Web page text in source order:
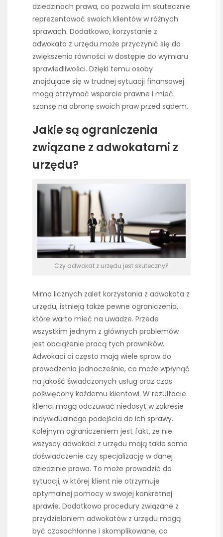
dziedzinach prawa, co pozwala im skutecznie
reprezentować swoich klientów w różnych
sprawach. Dodatkowo, korzystanie z
adwokata z urzędu może przyczynić się do
zwiększenia równości w dostępie do wymiaru
sprawiedliwości. Dzięki temu osoby
znajdujące się w trudnej sytuacji finansowej
mogą otrzymać wsparcie prawne i mieć
szansę na obronę swoich praw przed sądem.
Jakie są ograniczenia
związane z adwokatami z
urzędu?
Czy adwokat z urzędu jest skuteczny?
Mimo licznych zalet korzystania z adwokata z
urzędu, istnieją także pewne ograniczenia,
które warto mieć na uwadze. Przede
wszystkim jednym z głównych problemów
jest obciążenie pracą tych prawników.
Adwokaci ci często mają wiele spraw do
prowadzenia jednocześnie, co może wpłynąć
na jakość świadczonych usług oraz czas
poświęcony każdemu klientowi. W rezultacie
klienci mogą odczuwać niedosyt w zakresie
indywidualnego podejścia do ich sprawy.
Kolejnym ograniczeniem jest fakt, że nie
wszyscy adwokaci z urzędu mają takie samo
doświadczenie czy specjalizację w danej
dziedzinie prawa. To może prowadzić do
sytuacji, w której klient nie otrzymuje
optymalnej pomocy w swojej konkretnej
sprawie. Dodatkowo procedury związane z
przydzielaniem adwokatów z urzędu mogą
być czasochłonne i skomplikowane, co